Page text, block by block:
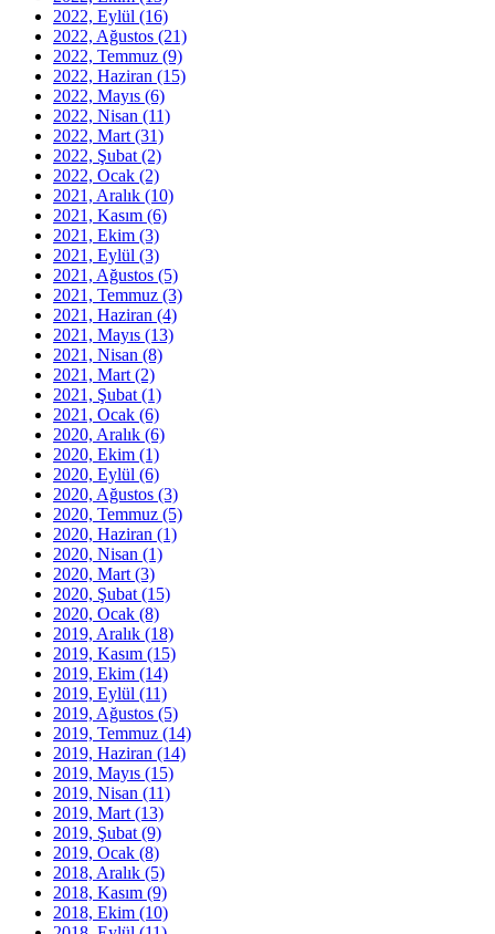
2022, Eylül (16)
2022, Ağustos (21)
2022, Temmuz (9)
2022, Haziran (15)
2022, Mayıs (6)
2022, Nisan (11)
2022, Mart (31)
2022, Şubat (2)
2022, Ocak (2)
2021, Aralık (10)
2021, Kasım (6)
2021, Ekim (3)
2021, Eylül (3)
2021, Ağustos (5)
2021, Temmuz (3)
2021, Haziran (4)
2021, Mayıs (13)
2021, Nisan (8)
2021, Mart (2)
2021, Şubat (1)
2021, Ocak (6)
2020, Aralık (6)
2020, Ekim (1)
2020, Eylül (6)
2020, Ağustos (3)
2020, Temmuz (5)
2020, Haziran (1)
2020, Nisan (1)
2020, Mart (3)
2020, Şubat (15)
2020, Ocak (8)
2019, Aralık (18)
2019, Kasım (15)
2019, Ekim (14)
2019, Eylül (11)
2019, Ağustos (5)
2019, Temmuz (14)
2019, Haziran (14)
2019, Mayıs (15)
2019, Nisan (11)
2019, Mart (13)
2019, Şubat (9)
2019, Ocak (8)
2018, Aralık (5)
2018, Kasım (9)
2018, Ekim (10)